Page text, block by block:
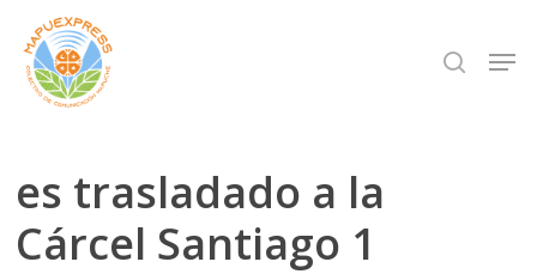
Skip
main
search
es trasladado a la
Cárcel Santiago 1
Close